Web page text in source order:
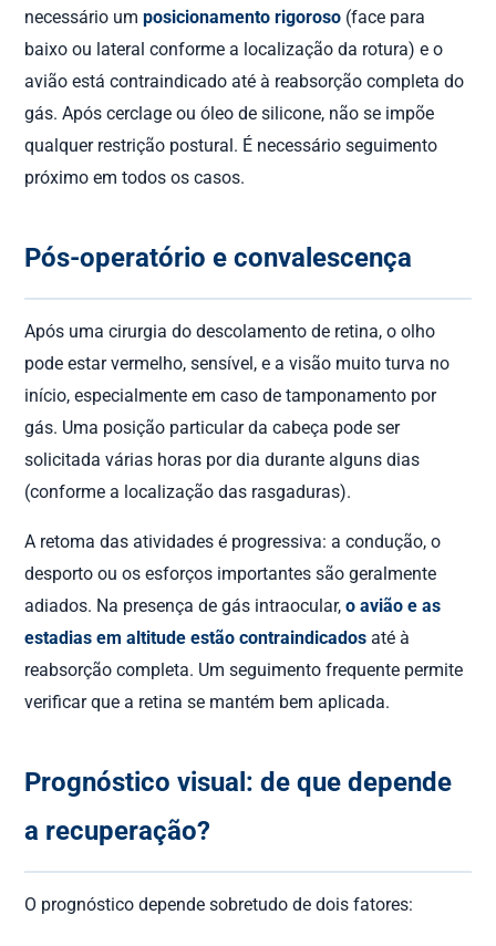
necessário umposicionamento rigoroso (face para
baixo ou lateral conforme a localização da rotura) e o
avião está contraindicado até à reabsorção completa do
gás. Após cerclage ou óleo de silicone, não se impõe
qualquer restrição postural. É necessário seguimento
próximo em todos os casos.
Pós-operatório e convalescença
Após uma cirurgia do descolamento de retina, o olho
pode estar vermelho, sensível, e a visão muito turva no
início, especialmente em caso de tamponamento por
gás. Uma posição particular da cabeça pode ser
solicitada várias horas por dia durante alguns dias
(conforme a localização das rasgaduras).
A retoma das atividades é progressiva: a condução, o
desporto ou os esforços importantes são geralmente
adiados. Na presença de gás intraocular,o avião e as
estadias em altitude estão contraindicados até à
reabsorção completa. Um seguimento frequente permite
verificar que a retina se mantém bem aplicada.
Prognóstico visual: de que depende
a recuperação?
O prognóstico depende sobretudo de dois fatores: